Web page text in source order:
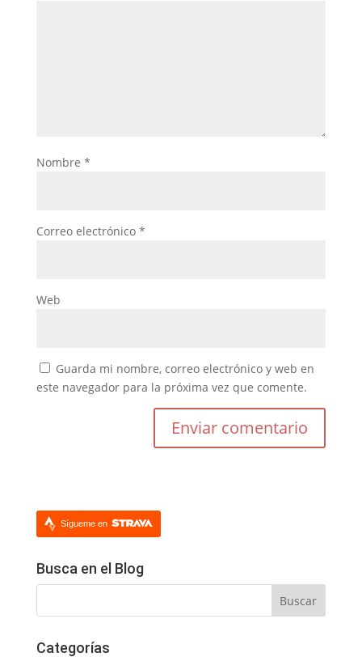
Nombre *
Correo electrónico *
Web
Guarda mi nombre, correo electrónico y web en
este navegador para la próxima vez que comente.
Sígueme en
Busca en el Blog
Categorías